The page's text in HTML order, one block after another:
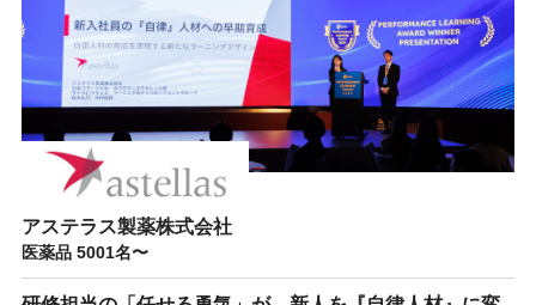
アステラス製薬株式会社
医薬品 5001名〜